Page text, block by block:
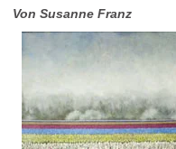
Von Susanne Franz